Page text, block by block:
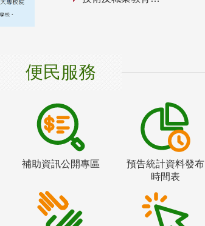
便民服務
補助資訊公開專區
預告統計資料發布
時間表